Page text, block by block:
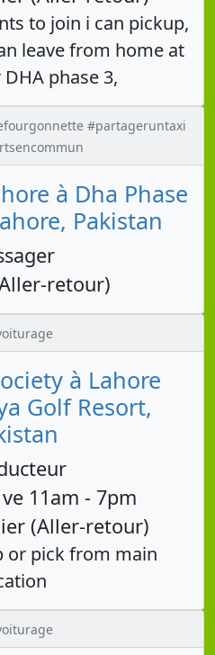
to join i can pickup,
leave from home at
phase 3,
#partageruntaxi
à Dha Phase
Pakistan
retour)
à Lahore
Golf Resort,
11am - 7pm
(Aller-retour)
or pick from main